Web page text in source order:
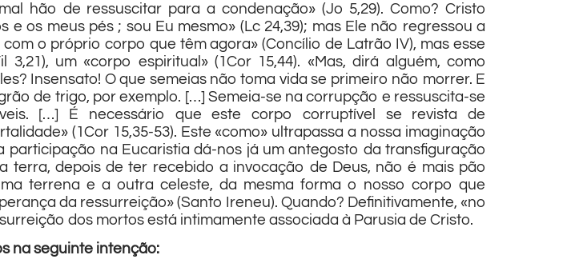
hão de ressuscitar para a condenação» (Jo 5,29). Como? Cristo
os meus pés ; sou Eu mesmo» (Lc 24,39); mas Ele não regressou a
o próprio corpo que têm agora» (Concílio de Latrão IV), mas esse
um «corpo espiritual» (1Cor 15,44). «Mas, dirá alguém, como
Insensato! O que semeias não toma vida se primeiro não morrer. E
de trigo, por exemplo. […] Semeia-se na corrupção e ressuscita-se
[…] É necessário que este corpo corruptível se revista de
(1Cor 15,35-53). Este «como» ultrapassa a nossa imaginação
participação na Eucaristia dá-nos já um antegosto da transfiguração
terra, depois de ter recebido a invocação de Deus, não é mais pão
terrena e a outra celeste, da mesma forma o nosso corpo que
da ressurreição» (Santo Ireneu). Quando? Definitivamente, «no
dos mortos está intimamente associada à Parusia de Cristo.
na seguinte intenção: